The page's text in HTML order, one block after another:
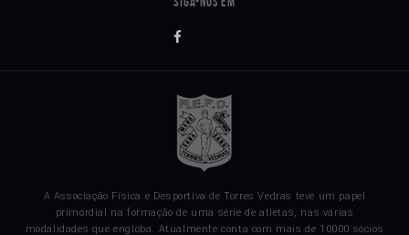
A Associação Física e Desportiva de Torres Vedras teve um papel
primordial na formação de uma série de atletas, nas várias
modalidades que engloba. Atualmente conta com mais de 10000 sócios